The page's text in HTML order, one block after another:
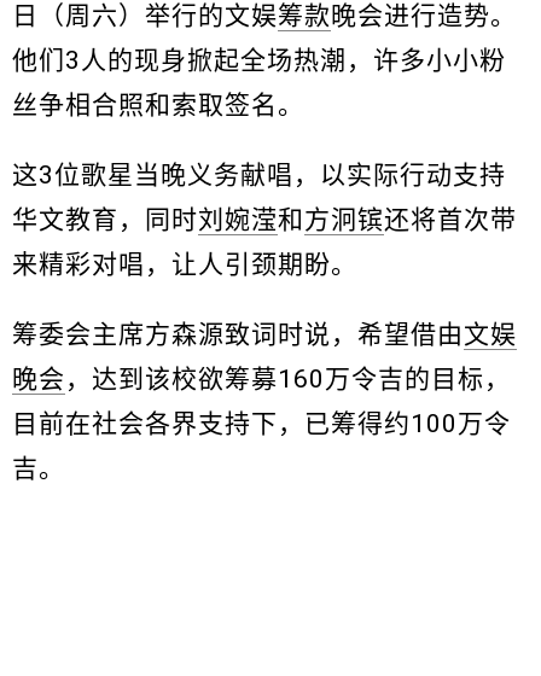
日（周六）举行的文娱筹款 晚会进行造势。
他们3人的现身掀起全场热潮，许多小小粉
丝争相合照和索取签名。
这3位歌星当晚义务献唱，以实际行动支持
华文教育，同时刘婉滢和方泂镔还将首次带
来精彩对唱，让人引颈期盼。
筹委会主席方森源致词时说，希望借由文娱
晚会 ，达到该校欲筹募160万令吉的目标，
目前在社会各界支持下，已筹得约100万令
吉。